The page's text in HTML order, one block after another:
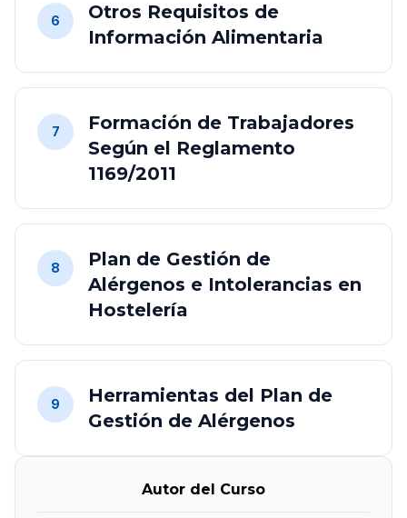
6
Otros Requisitos de
Información Alimentaria
7
Formación de Trabajadores
Según el Reglamento
1169/2011
8
Plan de Gestión de
Alérgenos e Intolerancias en
Hostelería
9
Herramientas del Plan de
Gestión de Alérgenos
Autor del Curso